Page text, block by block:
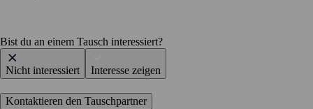
Bist du an einem Tausch interessiert?
Nicht interessiert Interesse zeigen
Kontaktieren den Tauschpartner